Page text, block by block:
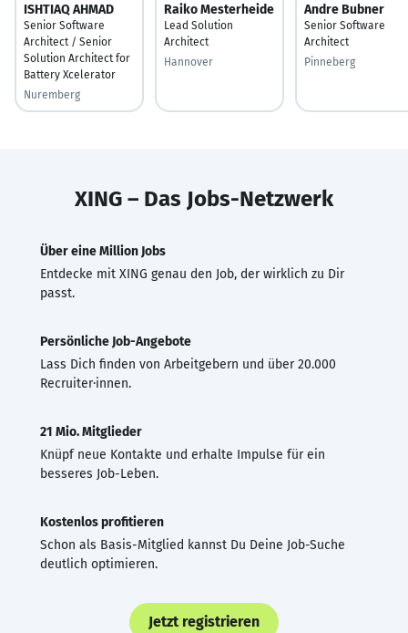
ISHTIAQ AHMAD
Senior Software
Architect / Senior
Solution Architect for
Battery Xcelerator
Nuremberg
Raiko Mesterheide
Lead Solution
Architect
Hannover
Andre Bubner
Senior Software
Architect
Pinneberg
XING – Das Jobs-Netzwerk
Über eine Million Jobs
Entdecke mit XING genau den Job, der wirklich zu Dir
passt.
Persönliche Job-Angebote
Lass Dich finden von Arbeitgebern und über 20.000
Recruiter·innen.
21 Mio. Mitglieder
Knüpf neue Kontakte und erhalte Impulse für ein
besseres Job-Leben.
Kostenlos profitieren
Schon als Basis-Mitglied kannst Du Deine Job-Suche
deutlich optimieren.
Jetzt registrieren